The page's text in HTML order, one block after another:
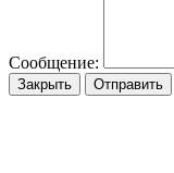
Сообщение:
Закрыть Отправить